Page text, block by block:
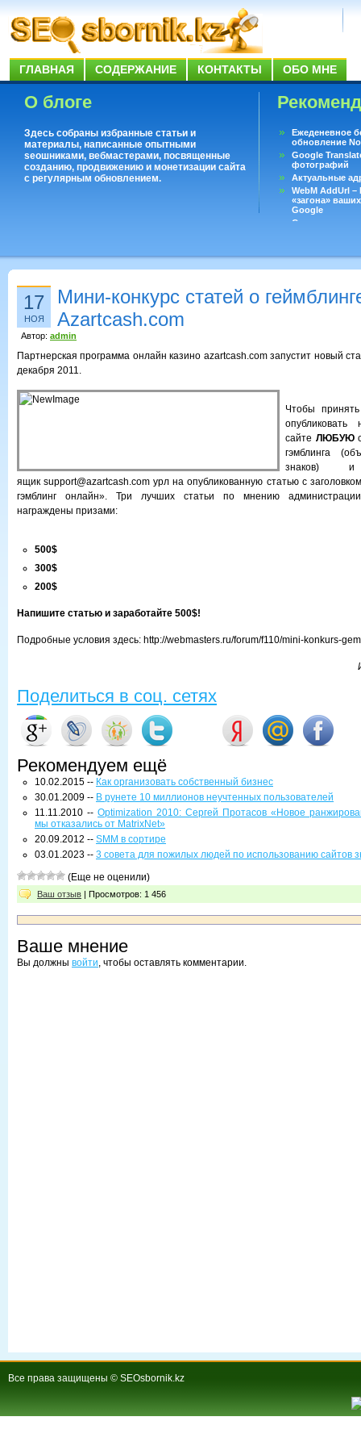
ГЛАВНАЯ СОДЕРЖАНИЕ КОНТАКТЫ ОБО МНЕ
О блоге
Здесь собраны избранные статьи и
материалы, написанные опытными
seoшниками, вебмастерами, посвященные
созданию, продвижению и монетизации сайта
с регулярным обновлением.
Ежеденевное
обновление
Google
фотографий
Актуальные
WebM AddUrl
«загона»
Google
Существует
17
НОЯ
Мини-конкурс статей о
Azartcash.com
Автор: admin
Партнерская программа онлайн казино azartcash.com запустит новый
декабря 2011.
Чтобы
сайте ЛЮБУЮ
гэмблинга
знаков)
ящик support@azartcash.com урл на опубликованную статью с
гэмблинг онлайн». Три лучших статьи по мнению
награждены призами:
500$
300$
200$
Напишите статью и заработайте 500$!
Подробные условия здесь: http://webmasters.ru/forum/f110/mini-konkurs-
Поделиться в соц. сетях
Рекомендуем ещё
10.02.2015 -- Как организовать собственный бизнес
30.01.2009 -- В рунете 10 миллионов неучтенных пользователей
11.11.2010 -- Optimization 2010: Сергей Протасов «Новое
мы отказались от MatrixNet»
20.09.2012 -- SMM в сортире
03.01.2023 -- 3 совета для пожилых людей по использованию сайтов
(Еще не оценили)
Ваш отзыв | Просмотров: 1 456
Ваше мнение
Вы должны войти, чтобы оставлять комментарии.
Все права защищены © SEOsbornik.kz